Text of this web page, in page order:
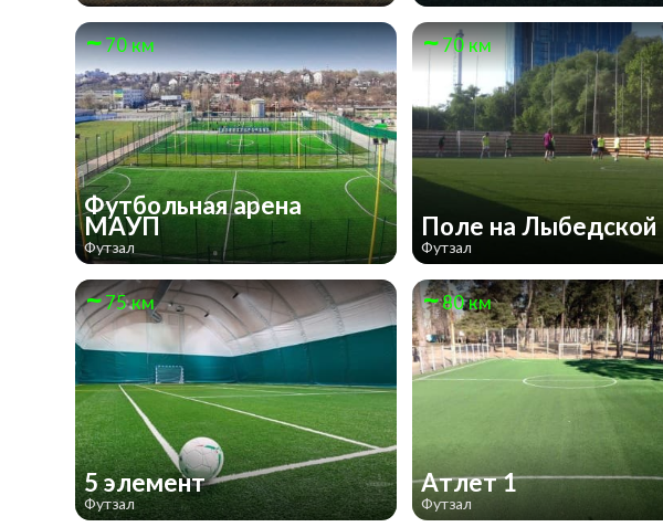
70 км
Футбольная арена
МАУП
Футзал
70 км
Поле на Лыбедской
Футзал
75 км
5 элемент
Футзал
80 км
Атлет 1
Футзал